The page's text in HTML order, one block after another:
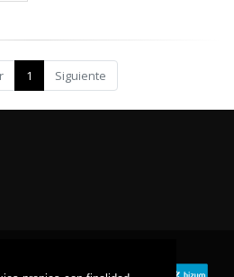
1 Siguiente